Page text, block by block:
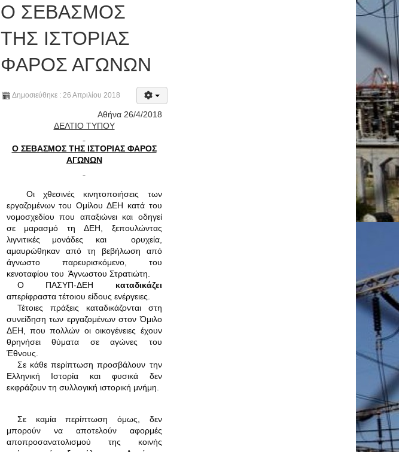
Ο ΣΕΒΑΣΜΟΣ
ΤΗΣ ΙΣΤΟΡΙΑΣ
ΦΑΡΟΣ ΑΓΩΝΩΝ
Δημοσιεύθηκε : 26 Απριλίου 2018
Αθήνα 26/4/2018
ΔΕΛΤΙΟ ΤΥΠΟΥ
Ο ΣΕΒΑΣΜΟΣ ΤΗΣ ΙΣΤΟΡΙΑΣ ΦΑΡΟΣ
ΑΓΩΝΩΝ
Οι χθεσινές κινητοποιήσεις των
εργαζομένων του Ομίλου ΔΕΗ κατά του
νομοσχεδίου που απαξιώνει και οδηγεί
σε μαρασμό τη ΔΕΗ, ξεπουλώντας
λιγνιτικές μονάδες και ορυχεία,
αμαυρώθηκαν από τη βεβήλωση από
άγνωστο παρευρισκόμενο, του
κενοταφίου του Άγνωστου Στρατιώτη.
Ο ΠΑΣΥΠ-ΔΕΗ καταδικάζει
απερίφραστα τέτοιου είδους ενέργειες.
Τέτοιες πράξεις καταδικάζονται στη
συνείδηση των εργαζομένων στον Όμιλο
ΔΕΗ, που πολλών οι οικογένειες έχουν
θρηνήσει θύματα σε αγώνες του
Έθνους.
Σε κάθε περίπτωση προσβάλουν την
Ελληνική Ιστορία και φυσικά δεν
εκφράζουν τη συλλογική ιστορική μνήμη.
Σε καμία περίπτωση όμως, δεν
μπορούν να αποτελούν αφορμές
αποπροσανατολισμού της κοινής